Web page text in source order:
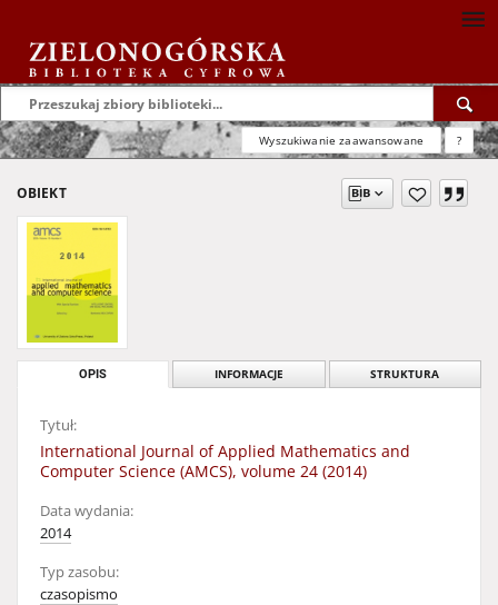
Wyszukiwanie zaawansowane ?
OBIEKT
OPIS INFORMACJE STRUKTURA
Tytuł:
International Journal of Applied Mathematics and
Computer Science (AMCS), volume 24 (2014)
Data wydania:
2014
Typ zasobu:
czasopismo